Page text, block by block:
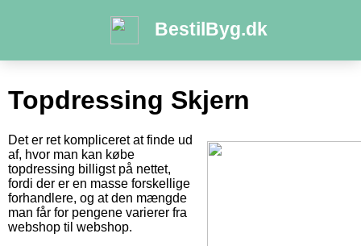
BestilByg.dk
Topdressing Skjern
Det er ret kompliceret at finde ud
af, hvor man kan købe
topdressing billigst på nettet,
fordi der er en masse forskellige
forhandlere, og at den mængde
man får for pengene varierer fra
webshop til webshop.